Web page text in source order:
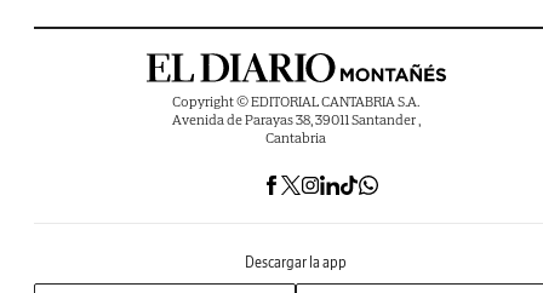
Copyright © EDITORIAL CANTABRIA S.A.
Avenida de Parayas 38, 39011 Santander ,
Cantabria
Descargar la app